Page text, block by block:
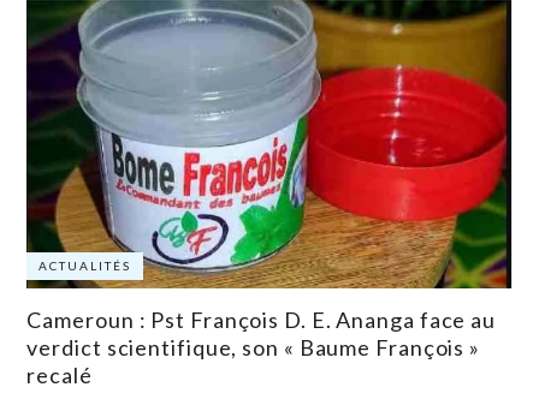
ACTUALITÉS
Cameroun : Pst François D. E. Ananga face au
verdict scientifique, son « Baume François »
recalé